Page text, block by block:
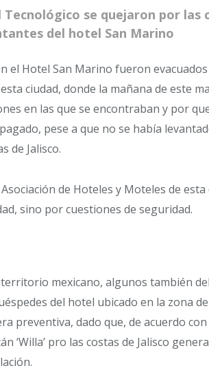
se quejaron por las
del hotel San Marino
el Hotel San Marino fueron
ciudad, donde la mañana de este
en las que se encontraban y por
pese a que no se había
de Jalisco.
de Hoteles y Moteles de
sino por cuestiones de seguridad.
mexicano, algunos también
del hotel ubicado en la zona
preventiva, dado que, de acuerdo
‘Willa’ pro las costas de Jalisco